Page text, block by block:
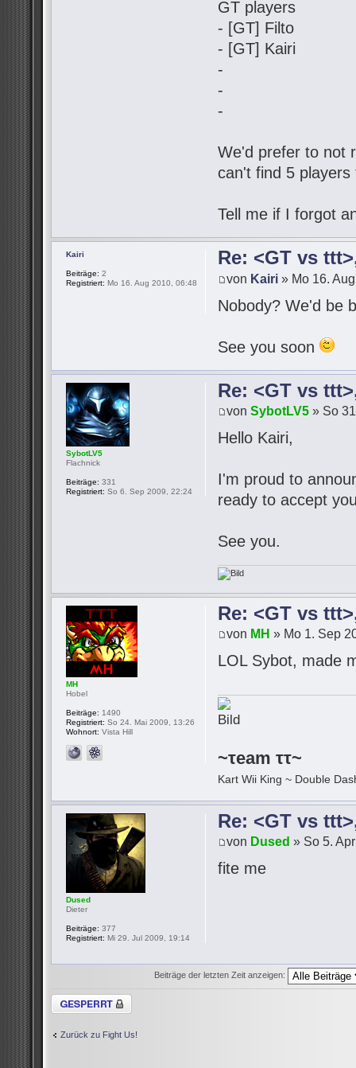
GT players
- [GT] Filto
- [GT] Kairi
-
-
-
We'd prefer to not
can't find 5
Tell me if I forgot
Re: <GT vs
von Kairi » Mo 16.
Nobody? We'd be
See you soon
Kairi
Beiträge: 2
Registriert: Mo 16. Aug 2010, 06:48
Re: <GT vs
vonSybotLV5 » So
Hello Kairi,
I'm proud to
ready to accept
See you.
SybotLV5
Flachnick
Beiträge: 331
Registriert: So 6. Sep 2009, 22:24
Re: <GT vs
von MH » Mo 1. Sep
LOL Sybot, made
~τeam ττ~
Kart Wii King ~ Double
MH
Hobel
Beiträge: 1490
Registriert: So 24. Mai 2009, 13:26
Wohnort: Vista Hill
Re: <GT vs
von Dused » So 5.
fite me
Dused
Dieter
Beiträge: 377
Registriert: Mi 29. Jul 2009, 19:14
Beiträge der letzten Zeit anzeigen:
Thema gesperrt
Zurück zu Fight Us!